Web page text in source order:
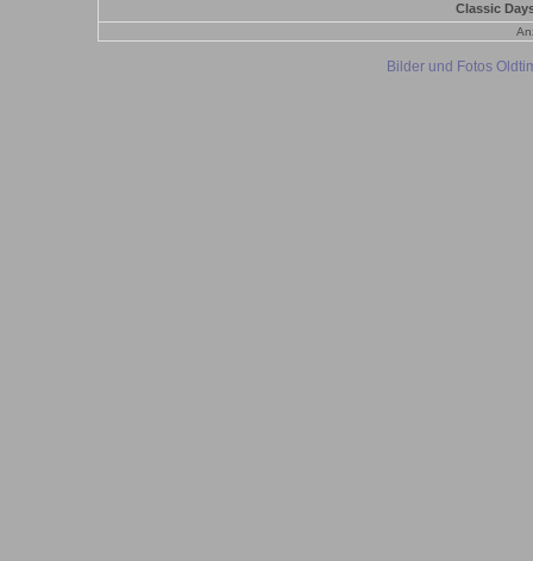
Classic
Bilder und Fotos